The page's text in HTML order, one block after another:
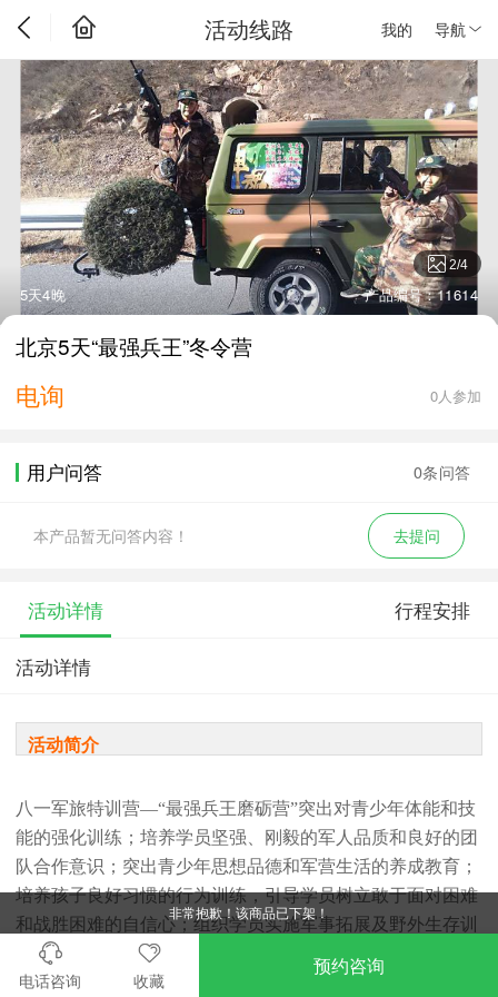
我的 导航
活动线路
2/4
5天4晚 产品编号：11614
北京5天“最强兵王”冬令营
电询 0人参加
用户问答 0条问答
本产品暂无问答内容！ 去提问
活动详情 行程安排
活动详情
活动简介
八一军旅特训营—“最强兵王磨砺营”突出对青少年体能和技
能的强化训练；培养学员坚强、刚毅的军人品质和良好的团
队合作意识；突出青少年思想品德和军营生活的养成教育；
培养孩子良好习惯的行为训练，引导学员树立敢于面对困难
和战胜困难的自信心；组织学员实施军事拓展及野外生存训
练，增强其抗挫和适应能力，启发责任意识和感恩之
心。“最强兵王特训营”通过组织丰富多彩的益智游戏，拓展
非常抱歉！该商品已下架！
电话咨询 收藏
预约咨询